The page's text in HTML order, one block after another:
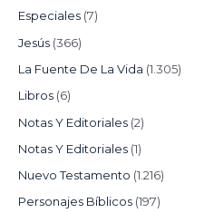
Especiales (7)
Jesús (366)
La Fuente De La Vida (1.305)
Libros (6)
Notas Y Editoriales (2)
Notas Y Editoriales (1)
Nuevo Testamento (1.216)
Personajes Bíblicos (197)